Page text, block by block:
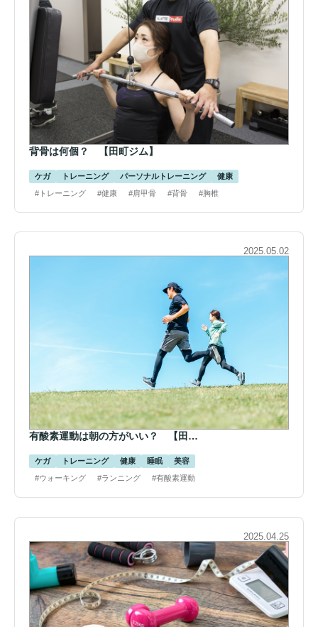
背骨は何個？ 【田町ジム】
ケガ トレーニング パーソナルトレーニング
健康
#トレーニング
#健康 #肩甲骨 #背骨 #胸椎
2025.05.02
有酸素運動は朝の方がいい？ 【田…
ケガ トレーニング 健康 睡眠
美容
#ウォーキング
#ランニング #有酸素運動
2025.04.25